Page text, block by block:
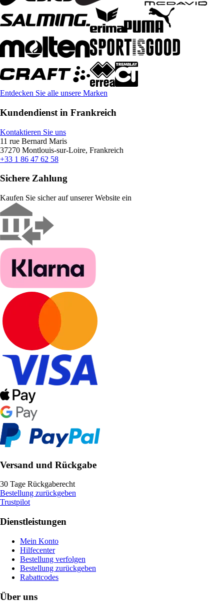
Entdecken Sie alle unsere Marken
Kundendienst in Frankreich
Kontaktieren Sie uns
11 rue Bernard Maris
37270 Montlouis-sur-Loire, Frankreich
+33 1 86 47 62 58
Sichere Zahlung
Kaufen Sie sicher auf unserer Website ein
Versand und Rückgabe
30 Tage Rückgaberecht
Bestellung zurückgeben
Trustpilot
Dienstleistungen
Mein Konto
Hilfecenter
Bestellung verfolgen
Bestellung zurückgeben
Rabattcodes
Über uns